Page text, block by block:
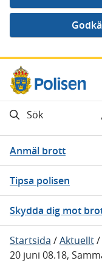
Gå direkt till innehåll
Sök
Anmäl brott
Tipsa polisen
Skydda dig mot
Startsida /Aktuellt/
20 juni 08.18,